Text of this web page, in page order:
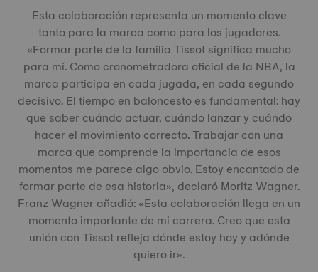
Esta colaboración representa un momento clave
tanto para la marca como para los jugadores.
«Formar parte de la familia Tissot significa mucho
para mí. Como cronometradora oficial de la NBA, la
marca participa en cada jugada, en cada segundo
decisivo. El tiempo en baloncesto es fundamental: hay
que saber cuándo actuar, cuándo lanzar y cuándo
hacer el movimiento correcto. Trabajar con una
marca que comprende la importancia de esos
momentos me parece algo obvio. Estoy encantado de
formar parte de esa historia», declaró Moritz Wagner.
Franz Wagner añadió: «Esta colaboración llega en un
momento importante de mi carrera. Creo que esta
unión con Tissot refleja dónde estoy hoy y adónde
quiero ir».